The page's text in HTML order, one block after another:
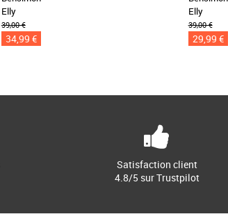
Elly
39,00 €
34,99 €
Elly
39,00 €
29,99 €
Satisfaction client
4.8/5 sur Trustpilot